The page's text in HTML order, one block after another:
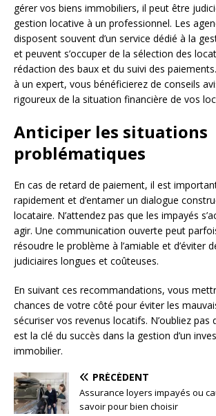
gérer vos biens immobiliers, il peut être
gestion locative à un professionnel. Les
disposent souvent d’un service dédié à la
et peuvent s’occuper de la sélection des
rédaction des baux et du suivi des
à un expert, vous bénéficierez de conseils
rigoureux de la situation financière de vos
Anticiper les situations
problématiques
En cas de retard de paiement, il est
rapidement et d’entamer un dialogue
locataire. N’attendez pas que les impayés
agir. Une communication ouverte peut
résoudre le problème à l’amiable et d’éviter
judiciaires longues et coûteuses.
En suivant ces recommandations, vous
chances de votre côté pour éviter les
sécuriser vos revenus locatifs. N’oubliez pas
est la clé du succès dans la gestion d’un
immobilier.
PRÉCÉDENT
Assurance loyers impayés ou
savoir pour bien choisir